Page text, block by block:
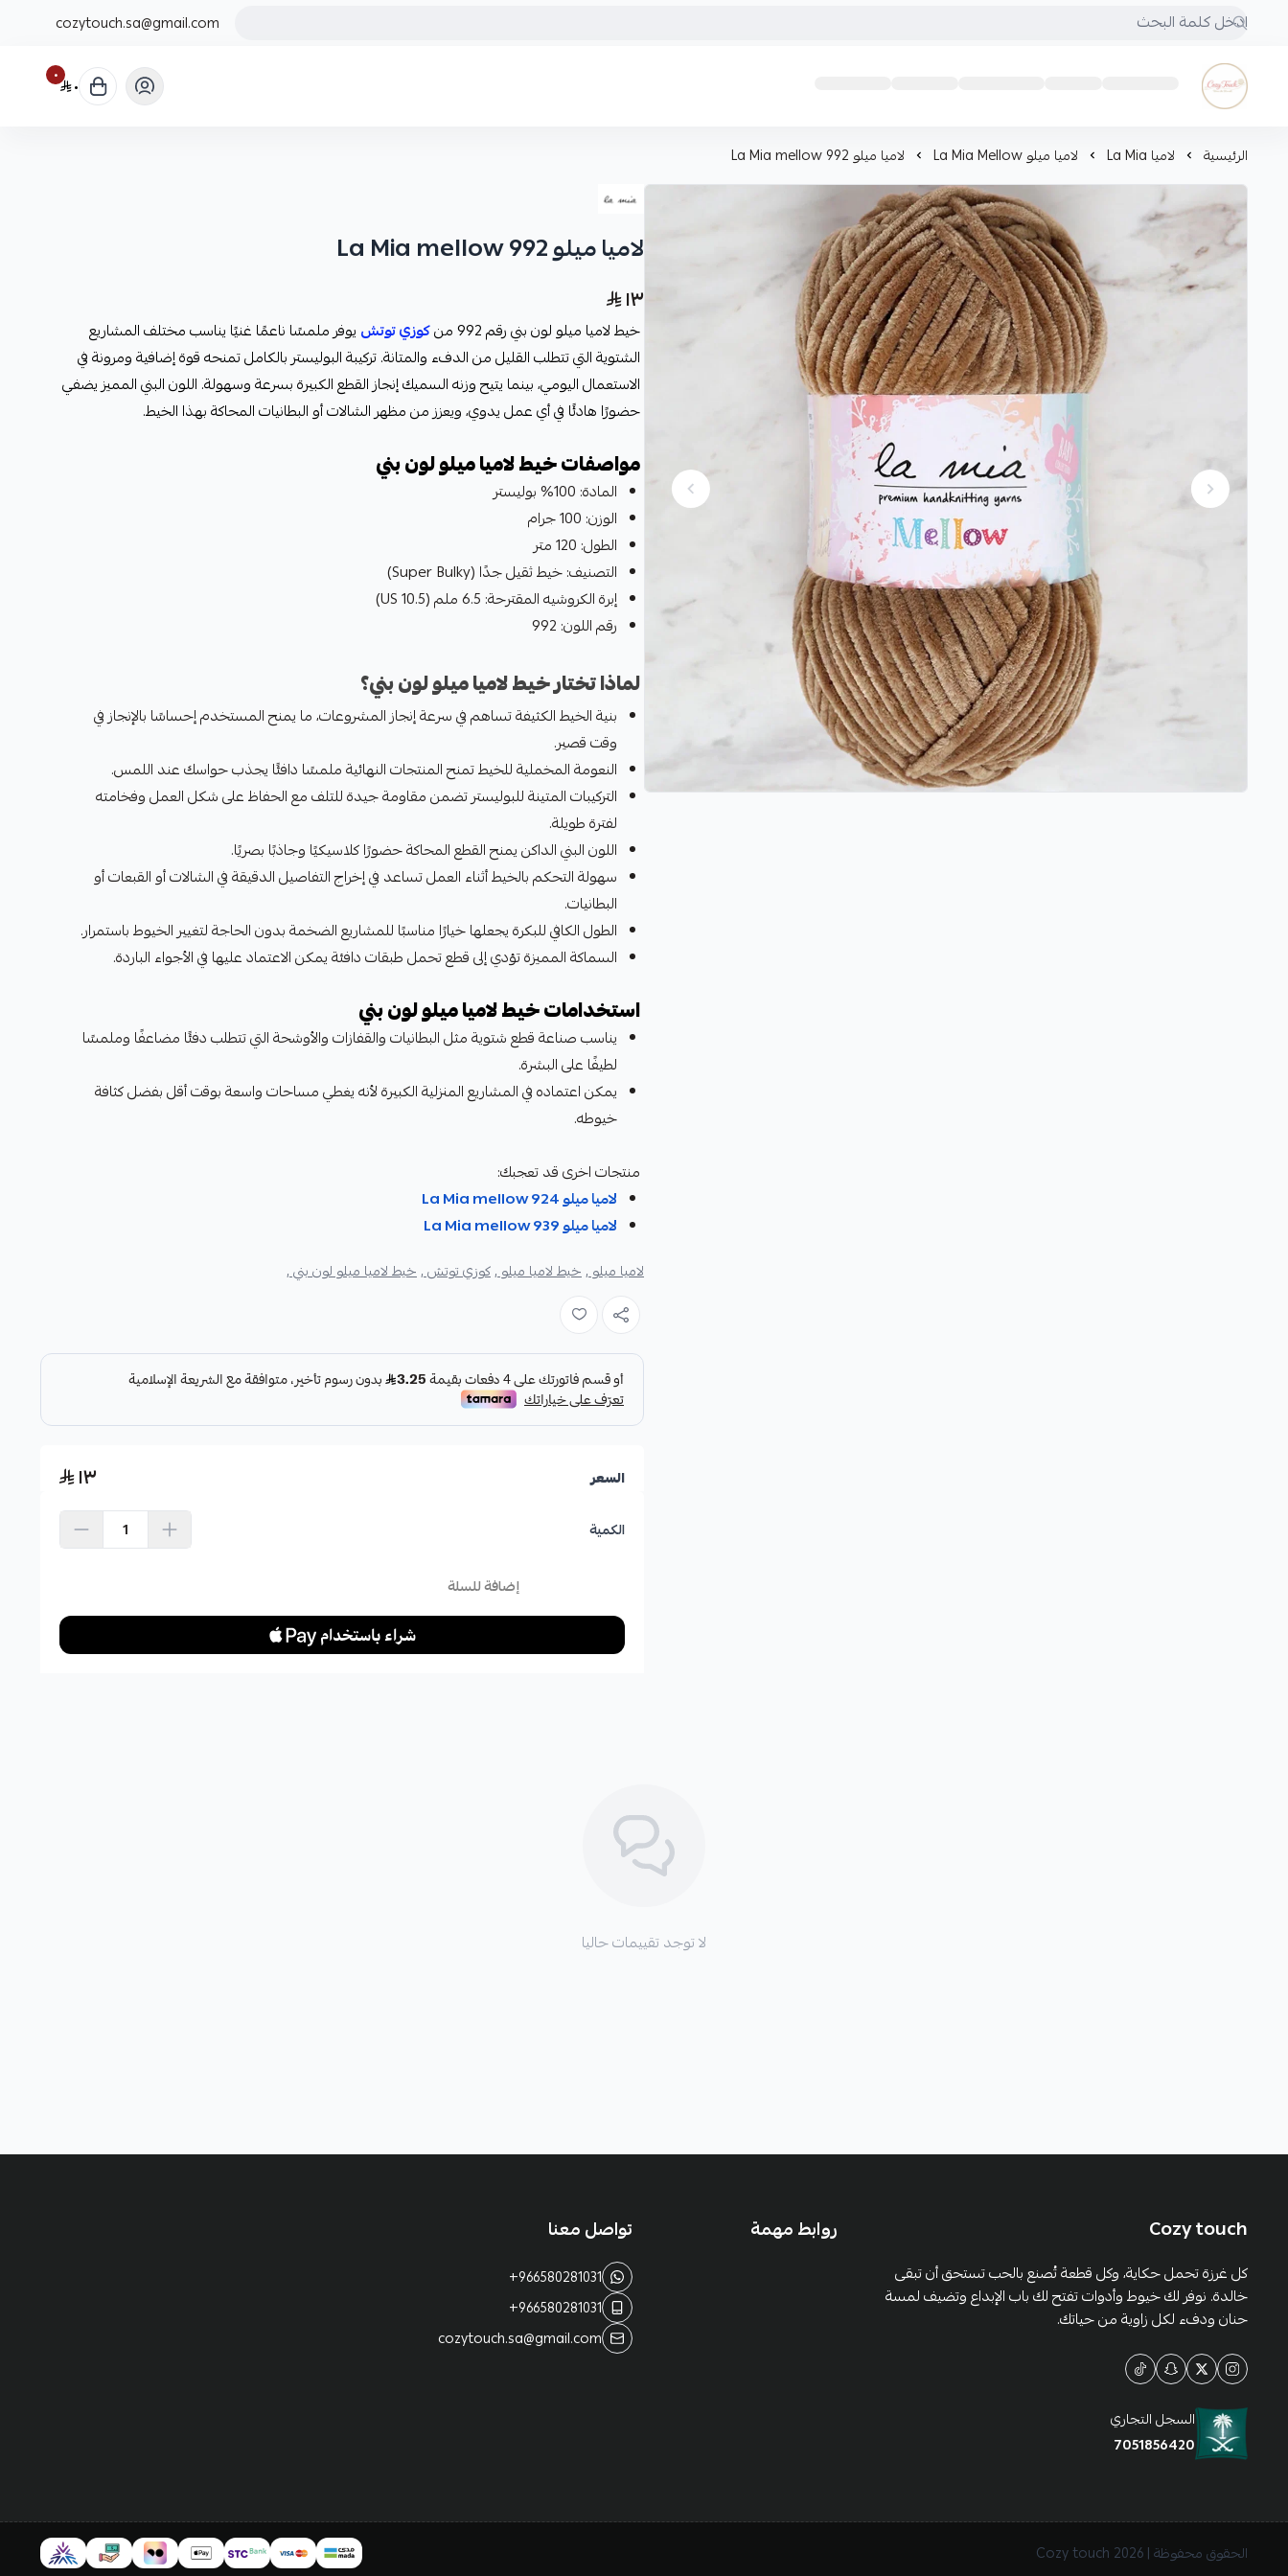
cozytouch.sa@gmail.com
Cozy touch
٠ ٠
الرئيسية لاميا La Mia لاميا ميلو La Mia Mellow لاميا ميلو La Mia mellow 992
لاميا ميلو La Mia mellow 992
١٣
خيط لاميا ميلو لون بني رقم 992 من كوزي توتش يوفر ملمسًا ناعمًا غنيًا يناسب مختلف المشاريع
الشتوية التي تتطلب القليل من الدفء والمتانة. تركيبة البوليستر بالكامل تمنحه قوة إضافية ومرونة في
الاستعمال اليومي، بينما يتيح وزنه السميك إنجاز القطع الكبيرة بسرعة وسهولة. اللون البني المميز يضفي
حضورًا هادئًا في أي عمل يدوي، ويعزز من مظهر الشالات أو البطانيات المحاكة بهذا الخيط.
مواصفات خيط لاميا ميلو لون بني
المادة: 100% بوليستر
الوزن: 100 جرام
الطول: 120 متر
التصنيف: خيط ثقيل جدًا (Super Bulky)
إبرة الكروشيه المقترحة: 6.5 ملم (US 10.5)
رقم اللون: 992
لماذا تختار خيط لاميا ميلو لون بني؟
بنية الخيط الكثيفة تساهم في سرعة إنجاز المشروعات، ما يمنح المستخدم إحساسًا بالإنجاز في
وقت قصير.
النعومة المخملية للخيط تمنح المنتجات النهائية ملمسًا دافئًا يجذب حواسك عند اللمس.
التركيبات المتينة للبوليستر تضمن مقاومة جيدة للتلف مع الحفاظ على شكل العمل وفخامته
لفترة طويلة.
اللون البني الداكن يمنح القطع المحاكة حضورًا كلاسيكيًا وجاذبًا بصريًا.
سهولة التحكم بالخيط أثناء العمل تساعد في إخراج التفاصيل الدقيقة في الشالات أو القبعات أو
البطانيات.
الطول الكافي للبكرة يجعلها خيارًا مناسبًا للمشاريع الضخمة بدون الحاجة لتغيير الخيوط باستمرار.
السماكة المميزة تؤدي إلى قطع تحمل طبقات دافئة يمكن الاعتماد عليها في الأجواء الباردة.
استخدامات خيط لاميا ميلو لون بني
يناسب صناعة قطع شتوية مثل البطانيات والقفازات والأوشحة التي تتطلب دفئًا مضاعفًا وملمسًا
لطيفًا على البشرة.
يمكن اعتماده في المشاريع المنزلية الكبيرة لأنه يغطي مساحات واسعة بوقت أقل بفضل كثافة
خيوطه.
منتجات اخرى قد تعجبك:
لاميا ميلو La Mia mellow 924
لاميا ميلو La Mia mellow 939
لاميا ميلو ,خيط لاميا ميلو ,كوزي توتش ,خيط لاميا ميلو لون بني ,
السعر ١٣
الكمية
إضافة للسلة
لا توجد تقييمات حاليا
Cozy touch
كل غرزة تحمل حكاية، وكل قطعة تُصنع بالحب تستحق أن تبقى
خالدة. نوفر لك خيوط وأدوات تفتح لك باب الإبداع وتضيف لمسة
حنان ودفء لكل زاوية من حياتك.
السجل التجاري
7051856420
روابط مهمة تواصل معنا
+966580281031
+966580281031
cozytouch.sa@gmail.com
الحقوق محفوظة | 2026 Cozy touch